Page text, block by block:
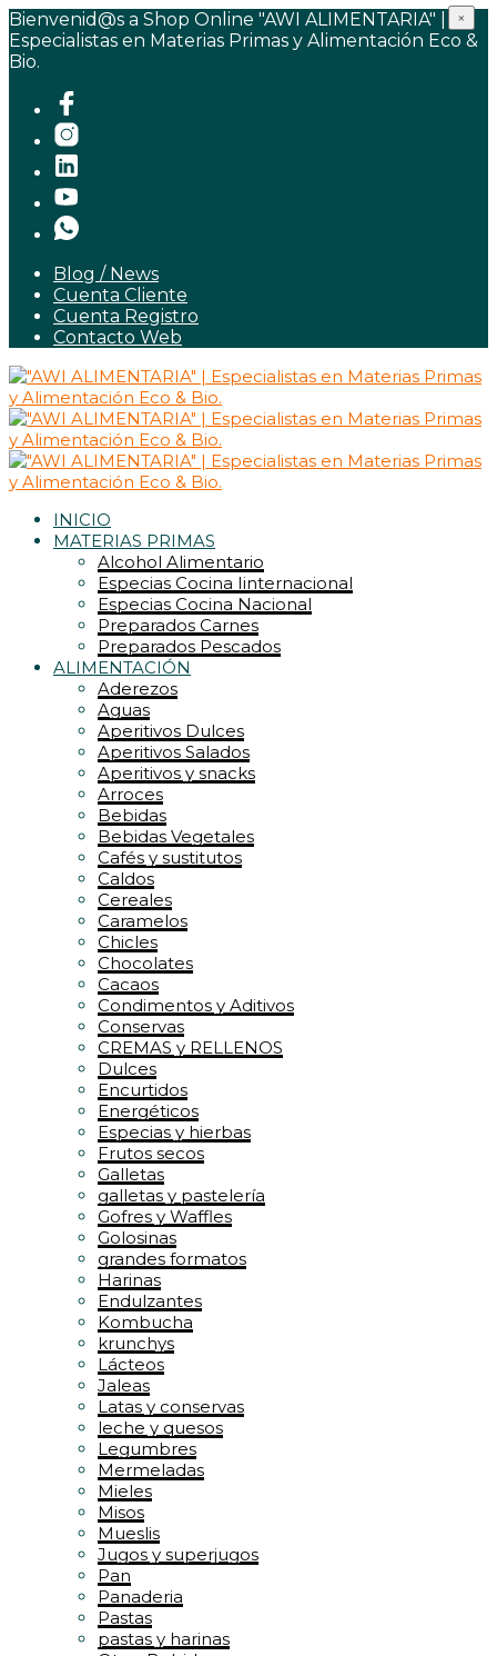
Bienvenid@s a Shop Online "AWI ALIMENTARIA" |
Especialistas en Materias Primas y Alimentación Eco &
Bio.
Blog / News
Cuenta Cliente
Cuenta Registro
Contacto Web
INICIO
MATERIAS PRIMAS
Alcohol Alimentario
Especias Cocina Iinternacional
Especias Cocina Nacional
Preparados Carnes
Preparados Pescados
ALIMENTACIÓN
Aderezos
Aguas
Aperitivos Dulces
Aperitivos Salados
Aperitivos y snacks
Arroces
Bebidas
Bebidas Vegetales
Cafés y sustitutos
Caldos
Cereales
Caramelos
Chicles
Chocolates
Cacaos
Condimentos y Aditivos
Conservas
CREMAS y RELLENOS
Dulces
Encurtidos
Energéticos
Especias y hierbas
Frutos secos
Galletas
galletas y pastelería
Gofres y Waffles
Golosinas
grandes formatos
Harinas
Endulzantes
Kombucha
krunchys
Lácteos
Jaleas
Latas y conservas
leche y quesos
Legumbres
Mermeladas
Mieles
Misos
Mueslis
Jugos y superjugos
Pan
Panaderia
Pastas
pastas y harinas
×